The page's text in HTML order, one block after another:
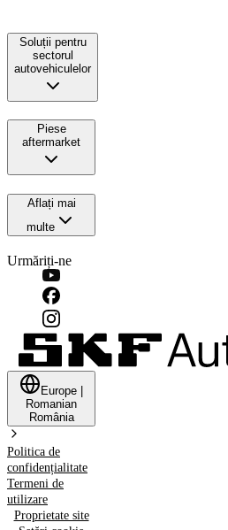
Soluții pentru
sectorul
autovehiculelor
Piese
aftermarket
Aflați mai
multe
Urmăriți-ne
Europe
Romanian
România
Politica de
confidențialitate
Termeni de
utilizare
Proprietate site